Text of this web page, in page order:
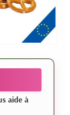
aide à